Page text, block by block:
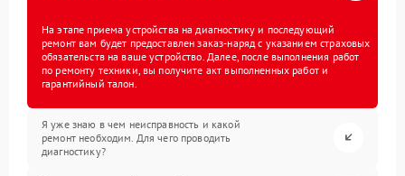
На этапе приема устройства на диагностику и последующий
ремонт вам будет предоставлен заказ-наряд с указанием страховых
обязательств на ваше устройство. Далее, после выполнения работ
по ремонту техники, вы получите акт выполненных работ и
гарантийный талон.
Я уже знаю в чем неисправность и какой
ремонт необходим. Для чего проводить
диагностику?